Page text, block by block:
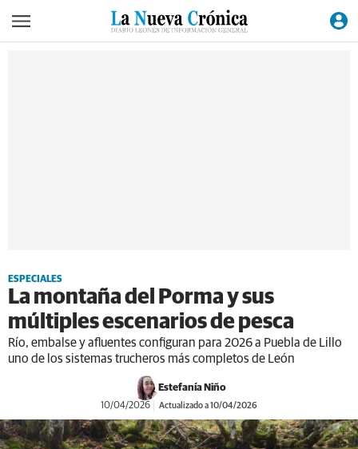
ESPECIALES
La montaña del Porma y sus
múltiples escenarios de pesca
Río, embalse y afluentes configuran para 2026 a Puebla de Lillo
uno de los sistemas trucheros más completos de León
Estefanía Niño
10/04/2026 Actualizado a 10/04/2026